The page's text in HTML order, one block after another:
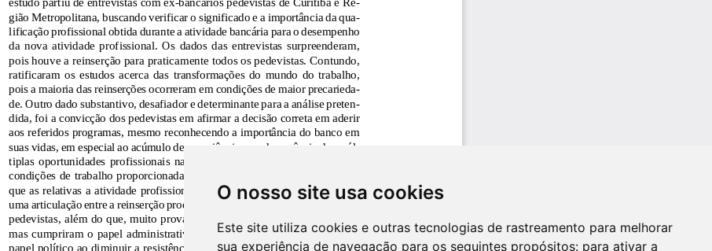
O nosso site usa cookies
Este site utiliza cookies e outras tecnologias de rastreamento para melhorar
sua experiência de navegação para os seguintes propósitos: para ativar a